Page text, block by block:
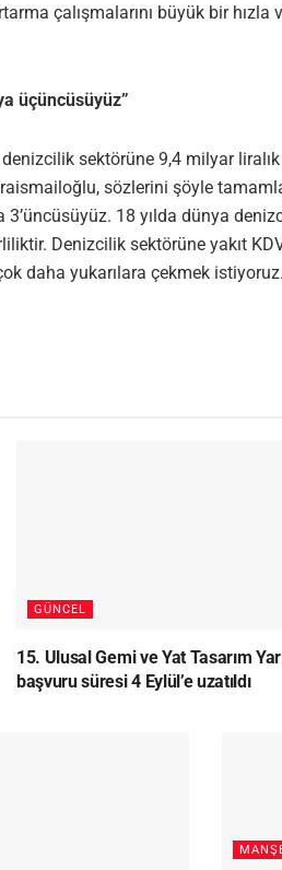
çalışmalarını büyük bir
üçüncüsüyüz”
sektörüne 9,4 milyar
sözlerini şöyle
18 yılda dünya
Denizcilik sektörüne yakıt
daha yukarılara çekmek
GÜNCEL
15. Ulusal Gemi ve Yat Tasarım
başvuru süresi 4 Eylül’e uzatıldı